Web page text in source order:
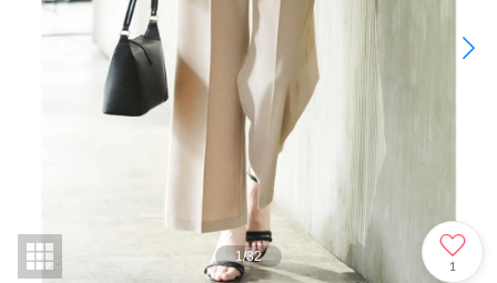
1 /32
1